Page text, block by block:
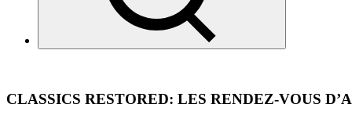
CLASSICS RESTORED: LES RENDEZ-VOUS